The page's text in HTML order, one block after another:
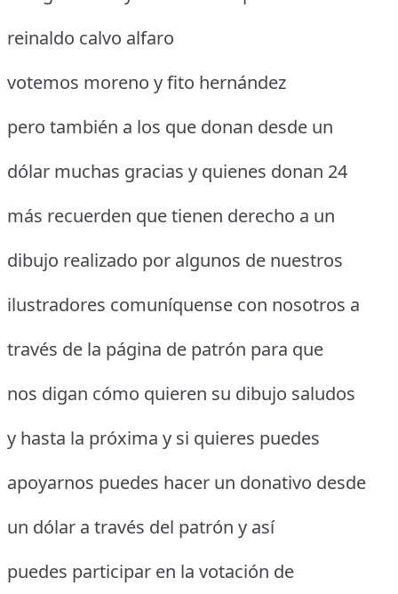
reinaldo calvo alfaro
votemos moreno y fito hernández
pero también a los que donan desde un
dólar muchas gracias y quienes donan 24
más recuerden que tienen derecho a un
dibujo realizado por algunos de nuestros
ilustradores comuníquense con nosotros a
través de la página de patrón para que
nos digan cómo quieren su dibujo saludos
y hasta la próxima y si quieres puedes
apoyarnos puedes hacer un donativo desde
un dólar a través del patrón y así
puedes participar en la votación de